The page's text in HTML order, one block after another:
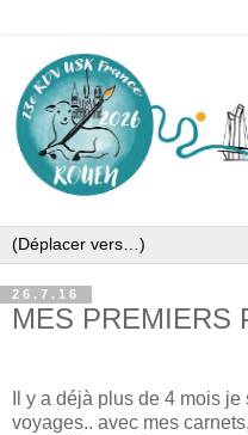
26.7.16
MES PREMIERS
Il y a déjà plus de 4 mois
voyages.. avec mes